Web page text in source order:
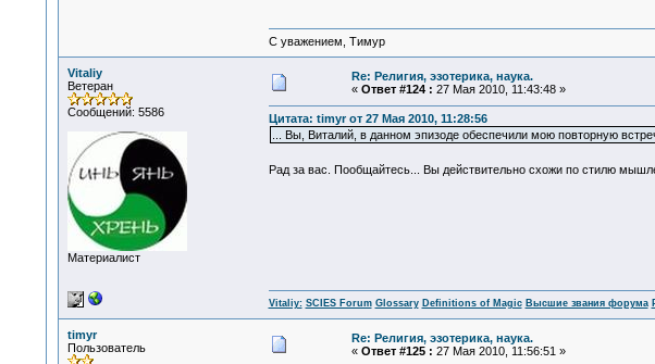
С уважением, Тимур
Vitaliy
Ветеран
Сообщений: 5586
Материалист
Re: Религия, эзотерика, наука.
« Ответ #124 : 27 Мая 2010, 11:43:48 »
Цитата: timyr от 27 Мая 2010, 11:28:56
... Вы, Виталий, в данном эпизоде обеспечили мою повторную
Рад за вас. Пообщайтесь... Вы действительно схожи по стилю
Vitaliy: SCIES Forum Glossary Definitions of Magic Высшие звания форума
timyr
Пользователь
Re: Религия, эзотерика, наука.
« Ответ #125 : 27 Мая 2010, 11:56:51 »